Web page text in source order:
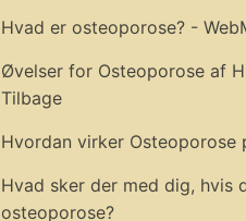
Hvad er osteoporose? -
Øvelser for Osteoporose af
Tilbage
Hvordan virker Osteoporose
Hvad sker der med dig, hvis
osteoporose?